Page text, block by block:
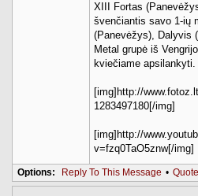
XIII Fortas
švenčiantis savo 1-ių
(Panevėžys), Dalyvis
Metal grupė iš
kviečiame apsilankyti.
[img]http://
1283497180[/img]
[img]http://
v=fzq0TaO5znw[/img]
Options: Reply To This Message •